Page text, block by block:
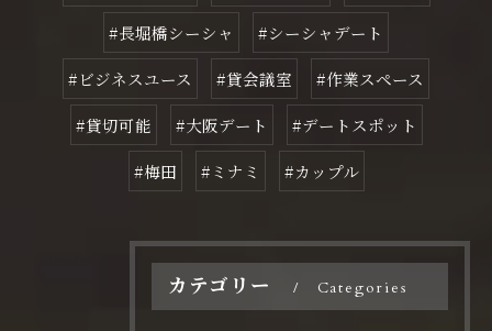
#長堀橋シーシャ
#シーシャデート
#ビジネスユース
#貸会議室
#作業スペース
#貸切可能
#大阪デート
#デートスポット
#梅田
#ミナミ #カップル
カテゴリー Categories